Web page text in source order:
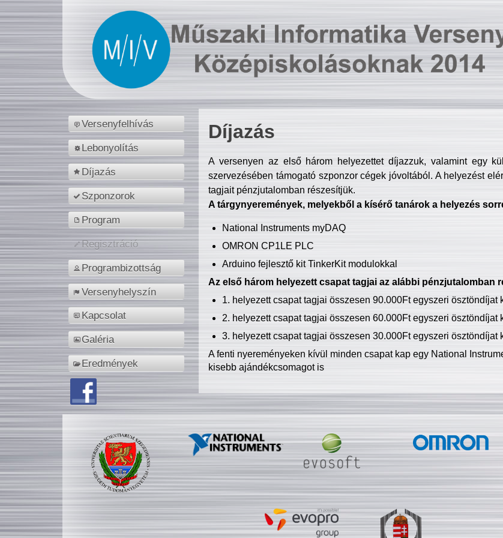
Versenyfelhívás
Lebonyolítás
Díjazás
Szponzorok
Program
Regisztráció
Programbizottság
Versenyhelyszín
Kapcsolat
Galéria
Eredmények
Díjazás
A versenyen az első három helyezettet díjazzuk, valamint egy
szervezésében támogató szponzor cégek jóvoltából. A helyezést
tagjait pénzjutalomban részesítjük.
A tárgynyeremények, melyekből a kísérő tanárok a helyezés
National Instruments myDAQ
OMRON CP1LE PLC
Arduino fejlesztő kit TinkerKit modulokkal
Az első három helyezett csapat tagjai az alábbi pénzjutalomban
1. helyezett csapat tagjai összesen 90.000Ft egyszeri ösztöndíjat
2. helyezett csapat tagjai összesen 60.000Ft egyszeri ösztöndíjat
3. helyezett csapat tagjai összesen 30.000Ft egyszeri ösztöndíjat
A fenti nyereményeken kívül minden csapat kap egy National
kisebb ajándékcsomagot is